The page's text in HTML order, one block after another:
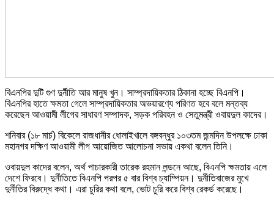
বিএনপির দুটি গুণ দুর্নীতি আর মানুষ খুন। সাম্প্রদায়িকতার ঠিকানা হচ্ছে বিএনপি।
বিএনপির হাতে ক্ষমতা গেলে সাম্প্রদায়িকতার অভয়ারণ্যে পরিণত হবে বলে মন্তব্য
করেছেন আওয়ামী লীগের সাধারণ সম্পাদক, সড়ক পরিবহন ও সেতুমন্ত্রী ওবায়দুল কাদের।
শনিবার (১৮ মার্চ) বিকেলে রাজধানীর ধোলাইখালে বঙ্গবন্ধুর ১০৩তম জন্মদিন উপলক্ষে ঢাকা
মহানগর দক্ষিণ আওয়ামী লীগ আয়োজিত আলোচনা সভায় একথা বলেন তিনি।
ওবায়দুল কাদের বলেন, অর্থ পাচারকারী তারেক রহমান লন্ডনে আছে, বিএনপি ক্ষমতায় এলে
দেশে ফিরবে। দুর্নীতিতে বিএনপি পরপর ৫ বার বিশ্ব চ্যাম্পিয়ন। দুর্নীতিবাজের মুখে
দুর্নীতির বিরুদ্ধে কথা। এরা চুরির কথা বলে, ভোট চুরি করে বিশ্ব রেকর্ড করেছে।